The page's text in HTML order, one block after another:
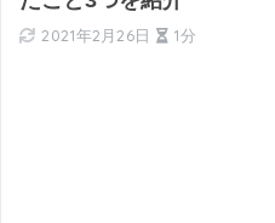
2021年2月26日 1分